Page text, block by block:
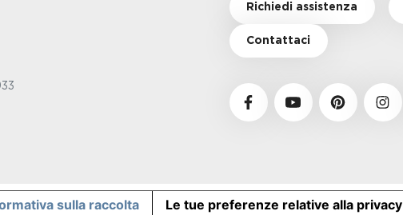
Richiedi assistenza
Contattaci
sulla raccolta Le tue preferenze relative alla privacy